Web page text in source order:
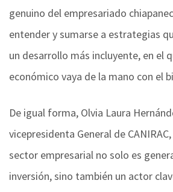
genuino del empresariado
entender y sumarse a estrategias
un desarrollo más incluyente, en el
económico vaya de la mano con el
De igual forma, Olvia Laura
vicepresidenta General de
sector empresarial no solo es
inversión, sino también un actor